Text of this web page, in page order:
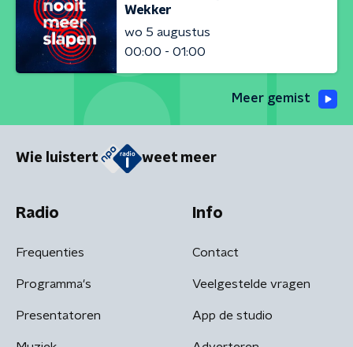
Wekker
wo 5 augustus
00:00 - 01:00
Meer gemist
Wie luistert weet meer
Radio
Frequenties
Programma's
Presentatoren
Info
Contact
Veelgestelde vragen
App de studio